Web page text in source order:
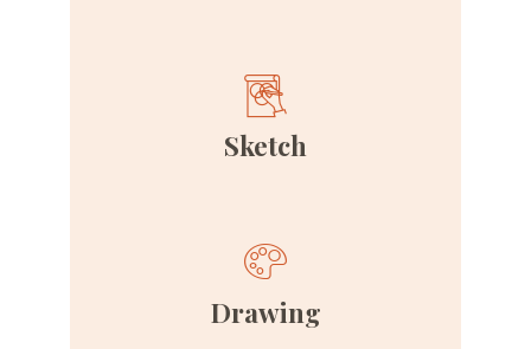
Sketch
Drawing